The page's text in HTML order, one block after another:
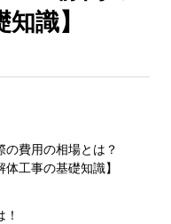
識】
の費用の相場とは？
工事の基礎知識】